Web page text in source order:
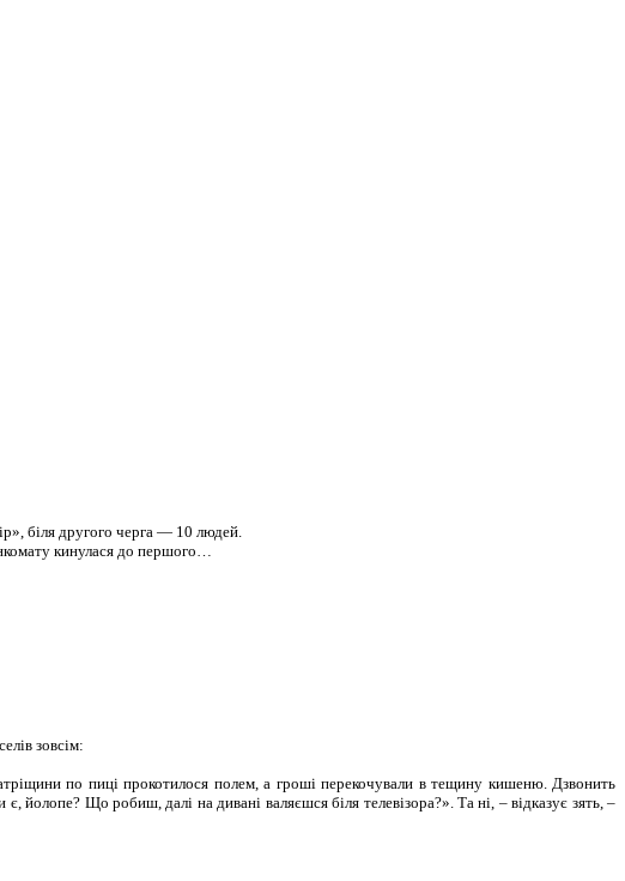
біля другого черга — 10 людей.
кинулася до першого…
зовсім:
по пиці прокотилося полем, а гроші перекочували в тещину кишеню. Дзвонить
Що робиш, далі на дивані валяєшся біля телевізора?». Та ні, – відказує зять, –